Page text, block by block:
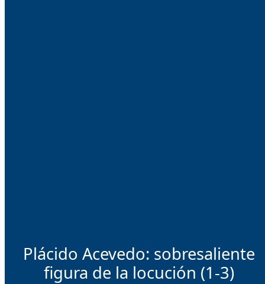
Plácido Acevedo: sobresaliente
figura de la locución (1-3)